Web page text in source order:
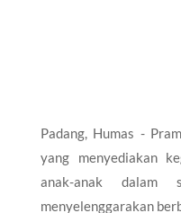
Padang, Humas -
yang menyediakan
anak-anak dalam
menyelenggarakan